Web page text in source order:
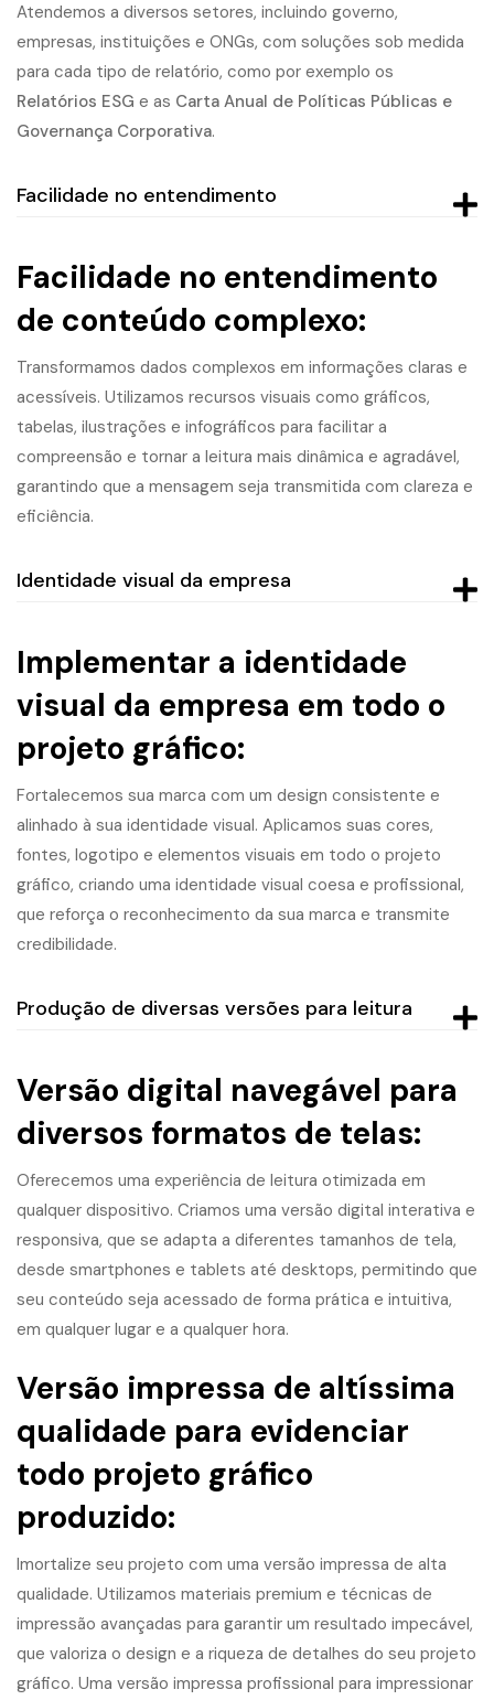
Atendemos a diversos setores, incluindo governo,
empresas, instituições e ONGs, com soluções sob medida
para cada tipo de relatório, como por exemplo os
Relatórios ESG e as Carta Anual de Políticas Públicas e
Governança Corporativa.
Facilidade no entendimento
Facilidade no entendimento
de conteúdo complexo:
Transformamos dados complexos em informações claras e
acessíveis. Utilizamos recursos visuais como gráficos,
tabelas, ilustrações e infográficos para facilitar a
compreensão e tornar a leitura mais dinâmica e agradável,
garantindo que a mensagem seja transmitida com clareza e
eficiência.
Identidade visual da empresa
Implementar a identidade
visual da empresa em todo o
projeto gráfico:
Fortalecemos sua marca com um design consistente e
alinhado à sua identidade visual. Aplicamos suas cores,
fontes, logotipo e elementos visuais em todo o projeto
gráfico, criando uma identidade visual coesa e profissional,
que reforça o reconhecimento da sua marca e transmite
credibilidade.
Produção de diversas versões para leitura
Versão digital navegável para
diversos formatos de telas:
Oferecemos uma experiência de leitura otimizada em
qualquer dispositivo. Criamos uma versão digital interativa e
responsiva, que se adapta a diferentes tamanhos de tela,
desde smartphones e tablets até desktops, permitindo que
seu conteúdo seja acessado de forma prática e intuitiva,
em qualquer lugar e a qualquer hora.
Versão impressa de altíssima
qualidade para evidenciar
todo projeto gráfico
produzido:
Imortalize seu projeto com uma versão impressa de alta
qualidade. Utilizamos materiais premium e técnicas de
impressão avançadas para garantir um resultado impecável,
que valoriza o design e a riqueza de detalhes do seu projeto
gráfico. Uma versão impressa profissional para impressionar